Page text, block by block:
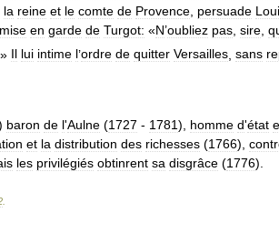
la reine et le comte de Provence persuade
mise en garde de Turgot: «N’oubliez pas sire
.» Il lui intime l’ordre de quitter Versailles sans
baron de l'Aulne (1727 - 1781), homme d'état
et la distribution des richesses (1766),
les privilégiés obtinrent sa disgrâce (1776).